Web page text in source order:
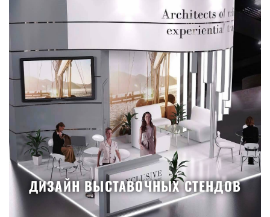
ДИЗАЙН ВЫСТАВОЧНЫХ СТЕНДОВ